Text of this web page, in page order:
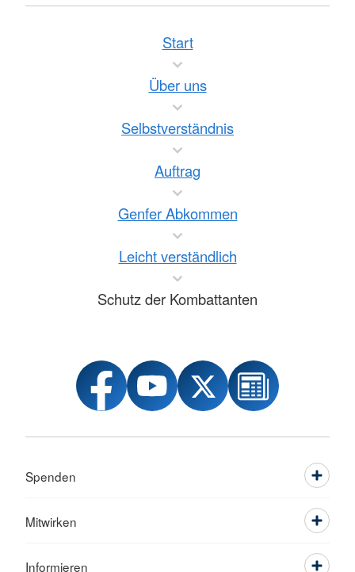
Start
Über uns
Selbstverständnis
Auftrag
Genfer Abkommen
Leicht verständlich
Schutz der Kombattanten
Spenden
Mitwirken
Informieren